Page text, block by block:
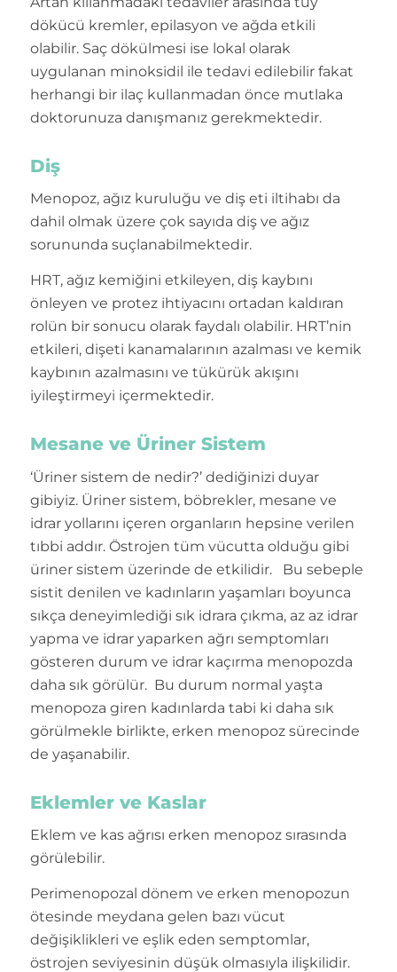
dökücü kremler, epilasyon ve ağda etkili
olabilir. Saç dökülmesi ise lokal olarak
uygulanan minoksidil ile tedavi edilebilir fakat
herhangi bir ilaç kullanmadan önce mutlaka
doktorunuza danışmanız gerekmektedir.
Diş
Menopoz, ağız kuruluğu ve diş eti iltihabı da
dahil olmak üzere çok sayıda diş ve ağız
sorununda suçlanabilmektedir.
HRT, ağız kemiğini etkileyen, diş kaybını
önleyen ve protez ihtiyacını ortadan kaldıran
rolün bir sonucu olarak faydalı olabilir. HRT’nin
etkileri, dişeti kanamalarının azalması ve kemik
kaybının azalmasını ve tükürük akışını
iyileştirmeyi içermektedir.
Mesane ve Üriner Sistem
‘Üriner sistem de nedir?’ dediğinizi duyar
gibiyiz. Üriner sistem, böbrekler, mesane ve
idrar yollarını içeren organların hepsine verilen
tıbbi addır. Östrojen tüm vücutta olduğu gibi
üriner sistem üzerinde de etkilidir. Bu sebeple
sistit denilen ve kadınların yaşamları boyunca
sıkça deneyimlediği sık idrara çıkma, az az idrar
yapma ve idrar yaparken ağrı semptomları
gösteren durum ve idrar kaçırma menopozda
daha sık görülür. Bu durum normal yaşta
menopoza giren kadınlarda tabi ki daha sık
görülmekle birlikte, erken menopoz sürecinde
de yaşanabilir.
Eklemler ve Kaslar
Eklem ve kas ağrısı erken menopoz sırasında
görülebilir.
Perimenopozal dönem ve erken menopozun
ötesinde meydana gelen bazı vücut
değişiklikleri ve eşlik eden semptomlar,
östrojen seviyesinin düşük olmasıyla ilişkilidir.